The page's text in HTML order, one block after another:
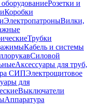
Розетки и
Коробки
ЭлектропатроныВилки,
Трубки
Кабель и системы
Силовой
Аксессуары для труб,
СИПЭлектрощитовое
для
Выключатели
Аппаратура